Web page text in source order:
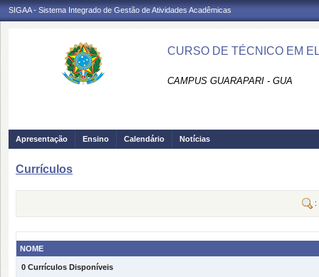
SIGAA - Sistema Integrado de Gestão de Atividades Acadêmicas
CURSO DE TÉCNICO EM
CAMPUS GUARAPARI - GUA
Apresentação Ensino Calendário Notícias
Currículos
:
NOME
0 Currículos Disponíveis